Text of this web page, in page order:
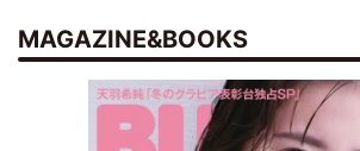
MAGAZINE&BOOKS